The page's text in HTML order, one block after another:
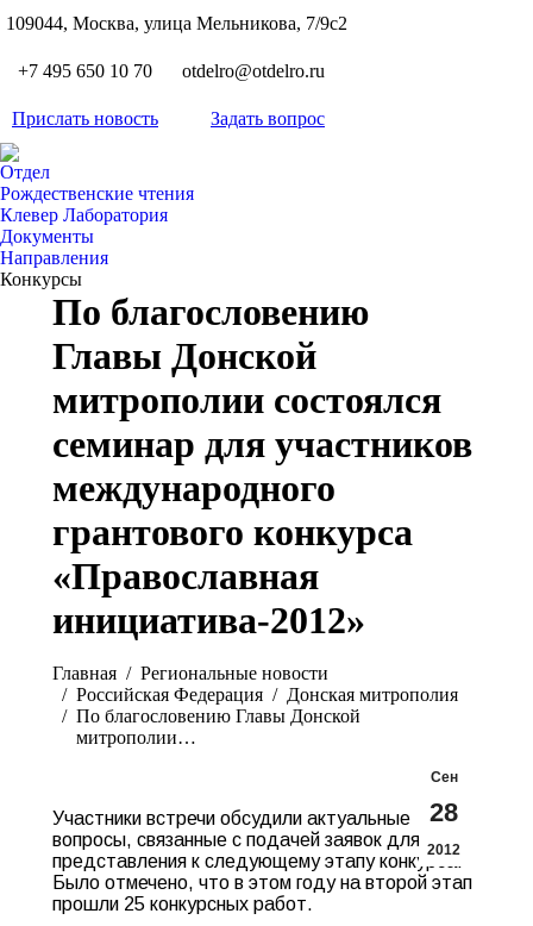
109044, Москва, улица Мельникова, 7/9с2
+7 495 650 10 70 otdelro@otdelro.ru
Прислать новость Задать вопрос
Отдел
Рождественские чтения
Клевер Лаборатория
Документы
Направления
Конкурсы
По благословению
Главы Донской
митрополии состоялся
семинар для участников
международного
грантового конкурса
«Православная
инициатива-2012»
Главная
Pегиональные новости
Российская Федерация
Донская митрополия
По благословению Главы Донской
митрополии…
Сен
28
2012
Участники встречи обсудили актуальные
вопросы, связанные с подачей заявок для
представления к следующему этапу конкурса.
Было отмечено, что в этом году на второй этап
прошли 25 конкурсных работ.